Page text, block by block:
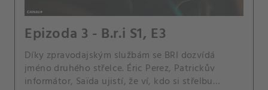
Epizoda 3 - B.r.i S1, E3
Díky zpravodajským službám se BRI dozvídá
jméno druhého střelce. Éric Perez, Patrickův
informátor, Saïda ujistí, že ví, kdo si střelbu